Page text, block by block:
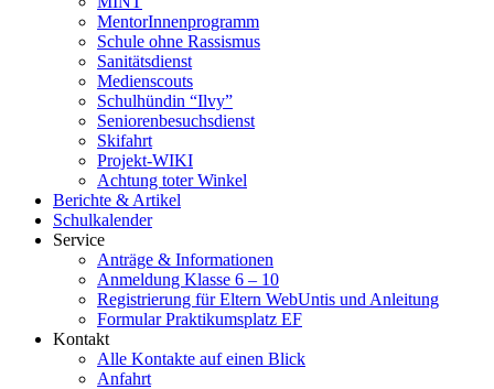
MentorInnenprogramm
Schule ohne Rassismus
Sanitätsdienst
Medienscouts
Schulhündin “Ilvy”
Seniorenbesuchsdienst
Skifahrt
Projekt-WIKI
Achtung toter Winkel
Berichte & Artikel
Schulkalender
Service
Anträge & Informationen
Anmeldung Klasse 6 – 10
Registrierung für Eltern WebUntis und Anleitung
Formular Praktikumsplatz EF
Kontakt
Alle Kontakte auf einen Blick
Anfahrt